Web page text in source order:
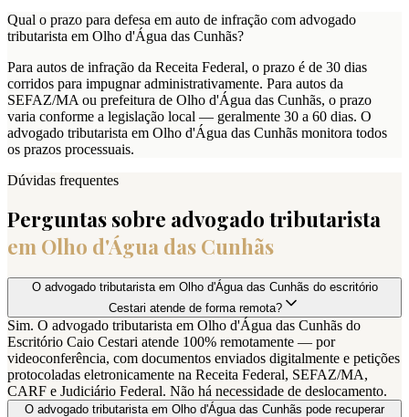
Qual o prazo para defesa em auto de infração com advogado
tributarista em Olho d'Água das Cunhãs?
Para autos de infração da Receita Federal, o prazo é de 30 dias
corridos para impugnar administrativamente. Para autos da
SEFAZ/MA ou prefeitura de Olho d'Água das Cunhãs, o prazo
varia conforme a legislação local — geralmente 30 a 60 dias. O
advogado tributarista em Olho d'Água das Cunhãs monitora todos
os prazos processuais.
Dúvidas frequentes
Perguntas sobre advogado tributarista
em Olho d'Água das Cunhãs
O advogado tributarista em Olho d'Água das Cunhãs do escritório
Cestari atende de forma remota?
Sim. O advogado tributarista em Olho d'Água das Cunhãs do
Escritório Caio Cestari atende 100% remotamente — por
videoconferência, com documentos enviados digitalmente e petições
protocoladas eletronicamente na Receita Federal, SEFAZ/MA,
CARF e Judiciário Federal. Não há necessidade de deslocamento.
O advogado tributarista em Olho d'Água das Cunhãs pode recuperar